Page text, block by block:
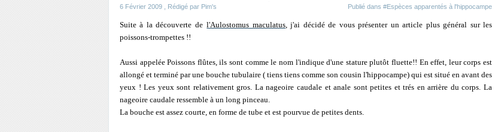
6 Février 2009 , Rédigé par Pim's Publié dans #Espèces apparentés à l'hippocampe
Suite à la découverte de l'Aulostomus maculatus, j'ai décidé de vous présenter un article plus général sur les
poissons-trompettes !!
Aussi appelée Poissons flûtes, ils sont comme le nom l'indique d'une stature plutôt fluette!! En effet, leur corps est
allongé et terminé par une bouche tubulaire ( tiens tiens comme son cousin l'hippocampe) qui est situé en avant des
yeux ! Les yeux sont relativement gros. La nageoire caudale et anale sont petites et trés en arrière du corps. La
nageoire caudale ressemble à un long pinceau.
La bouche est assez courte, en forme de tube et est pourvue de petites dents.